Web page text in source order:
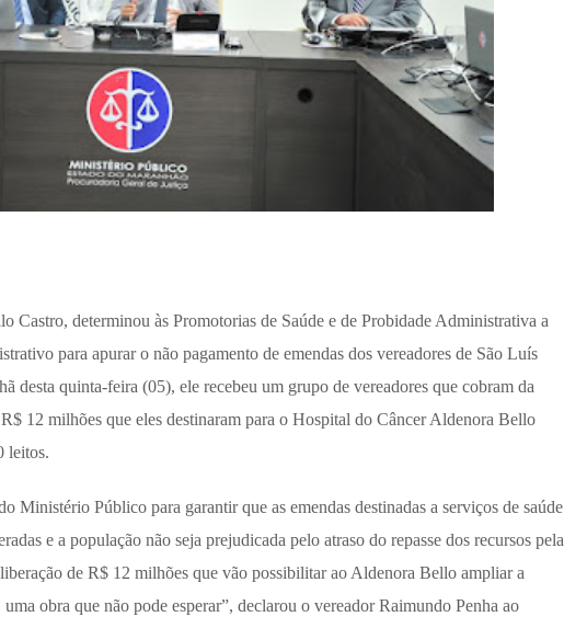
Castro, determinou às Promotorias de Saúde e de Probidade Administrativa a
para apurar o não pagamento de emendas dos vereadores de São Luís
desta quinta-feira (05), ele recebeu um grupo de vereadores que cobram da
12 milhões que eles destinaram para o Hospital do Câncer Aldenora Bello
leitos.
Ministério Público para garantir que as emendas destinadas a serviços de saúde
e a população não seja prejudicada pelo atraso do repasse dos recursos pela
de R$ 12 milhões que vão possibilitar ao Aldenora Bello ampliar a
obra que não pode esperar”, declarou o vereador Raimundo Penha ao